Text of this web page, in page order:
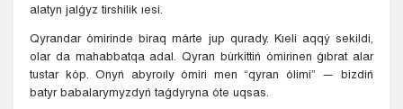
alatyn jalǵyz tirshilik ıesi.
Qyrandar ómirinde biraq márte jup qurady. Kıeli aqqý sekildi,
olar da mahabbatqa adal. Qyran búrkittiń ómirinen ǵıbrat alar
tustar kóp. Onyń abyroıly ómiri men “qyran ólimi” — bizdiń
batyr babalarymyzdyń taǵdyryna óte uqsas.